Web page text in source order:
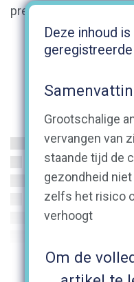
Deze inhoud
Grootschalige
vervangen van
staande tijd de
gezondheid
zelfs het risico
verhoogt
Om de